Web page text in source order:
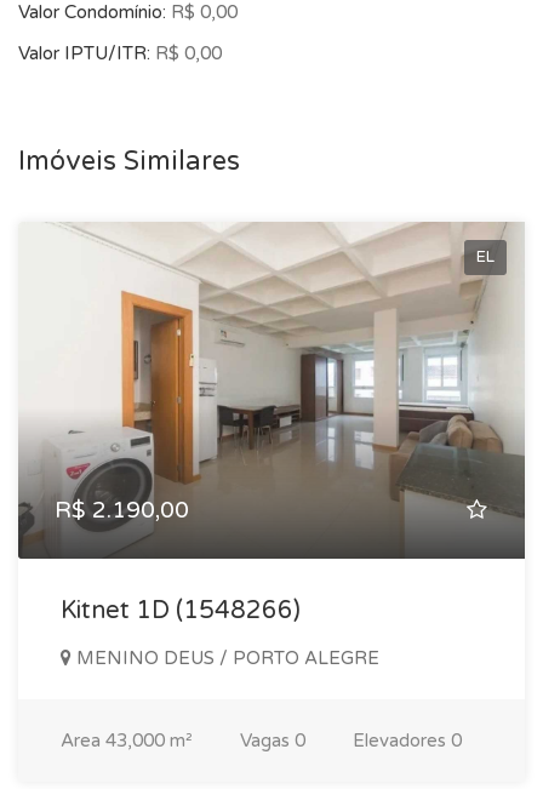
Valor Condomínio: R$ 0,00
Valor IPTU/ITR: R$ 0,00
Imóveis Similares
EL
R$ 2.190,00
Kitnet 1D (1548266)
MENINO DEUS / PORTO ALEGRE
Area 43,000 m² Vagas 0 Elevadores 0